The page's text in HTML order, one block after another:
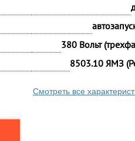
380 Вольт
8503.10 ЯМЗ
Смотреть все